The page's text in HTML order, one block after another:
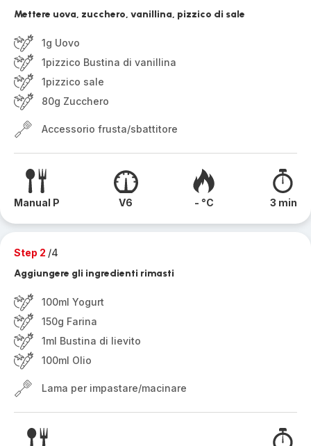
Mettere uova, zucchero, vanillina, pizzico di sale
1g Uovo
1pizzico Bustina di vanillina
1pizzico sale
80g Zucchero
Accessorio frusta/sbattitore
Manual P V6 - °C 3 min
Step 2 /4
Aggiungere gli ingredienti rimasti
100ml Yogurt
150g Farina
1ml Bustina di lievito
100ml Olio
Lama per impastare/macinare